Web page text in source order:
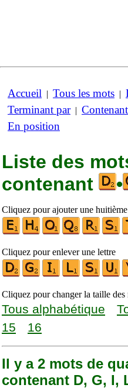
Accueil | Tous les mots |
Terminant par|
En position
Liste des
contenant
•
Cliquez pour ajouter une
Cliquez pour enlever une lettre
Cliquez pour changer la taille des
Tous alphabétique
15
16
Il y a 2 mots de
contenant D, G, I,